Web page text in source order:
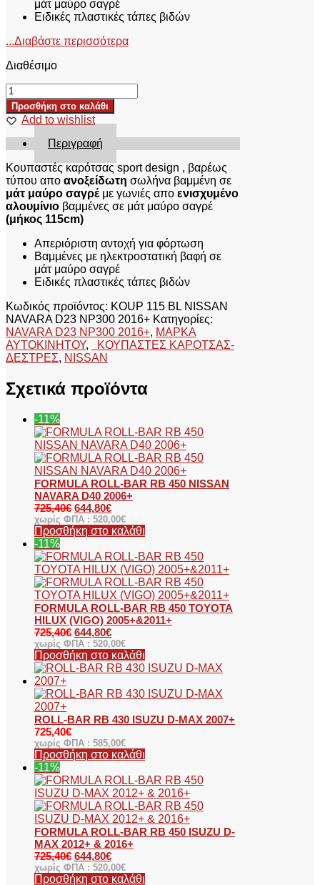
μάτ μαύρο σαγρέ
Ειδικές πλαστικές τάπες βιδών
...Διαβάστε περισσότερα
Διαθέσιμο
ΚΟΥΠΑΣΤΕΣ
ΚΑΡΟΤΣΑΣ
KOUP
115
BL
NISSAN
NAVARA
D23
NP300
2016+
ποσότητα
Προσθήκη στο καλάθι
Add to wishlist
Περιγραφή
Κουπαστές καρότσας sport design , βαρέως
τύπου απο ανοξείδωτη σωλήνα βαμμένη σε
μάτ μαύρο σαγρέμε γωνιές απο ενισχυμένο
αλουμίνιο βαμμένες σε μάτ μαύρο σαγρέ
(μήκος 115cm)
Απεριόριστη αντοχή για φόρτωση
Βαμμένες με ηλεκτροστατική βαφή σε
μάτ μαύρο σαγρέ
Ειδικές πλαστικές τάπες βιδών
Κωδικός προϊόντος: KOUP 115 BL NISSAN
NAVARA D23 NP300 2016+ Κατηγορίες:
NAVARA D23 NP300 2016+, ΜΑΡΚΑ
ΑΥΤΟΚΙΝΗΤΟΥ,
ΚΟΥΠΑΣΤΕΣ ΚΑΡΟΤΣΑΣ-
ΔΕΣΤΡΕΣ, NISSAN
Σχετικά προϊόντα
-11%
FORMULA ROLL-BAR RB 450 NISSAN
NAVARA D40 2006+
725,40€ 644,80€
χωρίς ΦΠΑ : 520,00€
Προσθήκη στο καλάθι
-11%
FORMULA ROLL-BAR RB 450 TOYOTA
HILUX (VIGO) 2005+&2011+
725,40€ 644,80€
χωρίς ΦΠΑ : 520,00€
Προσθήκη στο καλάθι
ROLL-BAR RB 430 ISUZU D-MAX 2007+
725,40€
χωρίς ΦΠΑ : 585,00€
Προσθήκη στο καλάθι
-11%
FORMULA ROLL-BAR RB 450 ISUZU D-
MAX 2012+ & 2016+
725,40€ 644,80€
χωρίς ΦΠΑ : 520,00€
Προσθήκη στο καλάθι